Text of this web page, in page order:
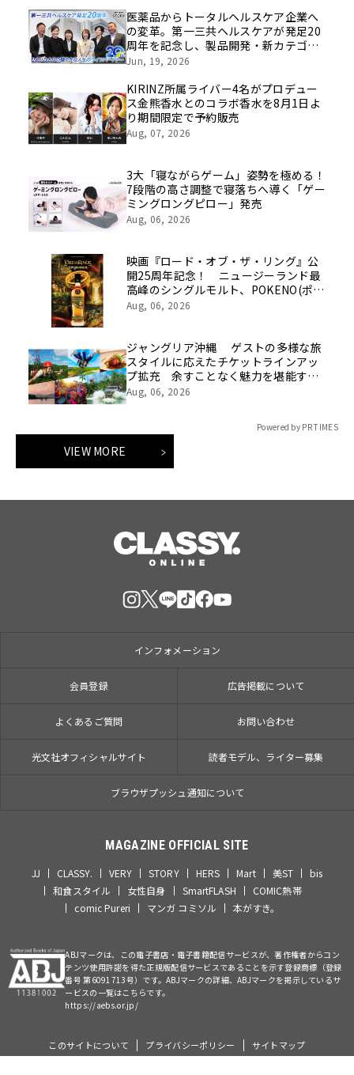
医薬品からトータルヘルスケア企業へ
の変革。第一三共ヘルスケアが発足20
周年を記念し、製品開発・新カテゴリ
挑戦の舞台や旧社統合時のエピソード
像を公開！
Jun, 19, 2026
KIRINZ所属ライバー4名がプロデュー
ス金熊香水とのコラボ香水を8月1日よ
り期間限定で予約販売
Aug, 07, 2026
3大「寝ながらゲーム」姿勢を極める！
7段階の高さ調整で寝落ちへ導く「ゲー
ミングロングピロー」発売
Aug, 06, 2026
映画『ロード・オブ・ザ・リング』公
開25周年記念！ ニュージーランド最
高峰のシングルモルト、POKENO(ポケ
ノ)より 数量限定ウイスキー「リング
Aug, 06, 2026
ジャングリア沖縄 ゲストの多様な旅
スタイルに応えたチケットラインアッ
プ拡充 余すことなく魅力を堪能する
「ロイヤルチケット」新登場
Aug, 06, 2026
Powered by PR TIMES
VIEW MORE
インフォメーション
会員登録 広告掲載について
よくあるご質問 お問い合わせ
光文社オフィシャルサイト 読者モデル、ライター募集
ブラウザプッシュ通知について
MAGAZINE OFFICIAL SITE
JJ CLASSY. VERY STORY HERS Mart 美ST
bis
和食スタイル
女性自身 SmartFLASH
COMIC熱帯
comic Pureri
マンガ コミソル 本がすき。
ABJマークは、この電子書店・電子書籍配信サービスが、著作権者からコン
テンツ使用許諾を得た正規版配信サービスであることを示す登録商標（登録
番号 第6091713号）です。ABJマークの詳細、ABJマークを掲示しているサ
ービスの一覧はこちらです。
https://aebs.or.jp/
このサイトについて プライバシーポリシー サイトマップ